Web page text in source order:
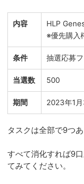
内容
HLP
※優先購入
条件 抽選応募
当選数 500
期間 2023年1
タスクは全部で9つあ
すべて消化すれば9
てみてください。